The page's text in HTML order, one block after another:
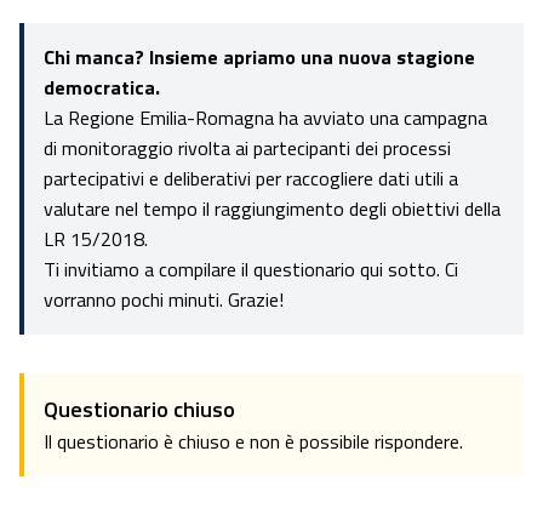
Chi manca? Insieme apriamo una nuova stagione
democratica.
La Regione Emilia-Romagna ha avviato una campagna
di monitoraggio rivolta ai partecipanti dei processi
partecipativi e deliberativi per raccogliere dati utili a
valutare nel tempo il raggiungimento degli obiettivi della
LR 15/2018.
Ti invitiamo a compilare il questionario qui sotto. Ci
vorranno pochi minuti. Grazie!
Questionario chiuso
Il questionario è chiuso e non è possibile rispondere.